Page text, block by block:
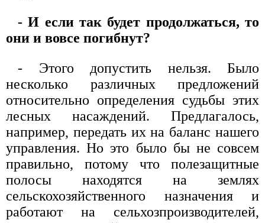
- И если так будет продолжаться, то
они и вовсе погибнут?
- Этого допустить нельзя. Было
несколько различных предложений
относительно определения судьбы этих
лесных насаждений. Предлагалось,
например, передать их на баланс нашего
управления. Но это было бы не совсем
правильно, потому что полезащитные
полосы находятся на землях
сельскохозяйственного назначения и
работают на сельхозпроизводителей,